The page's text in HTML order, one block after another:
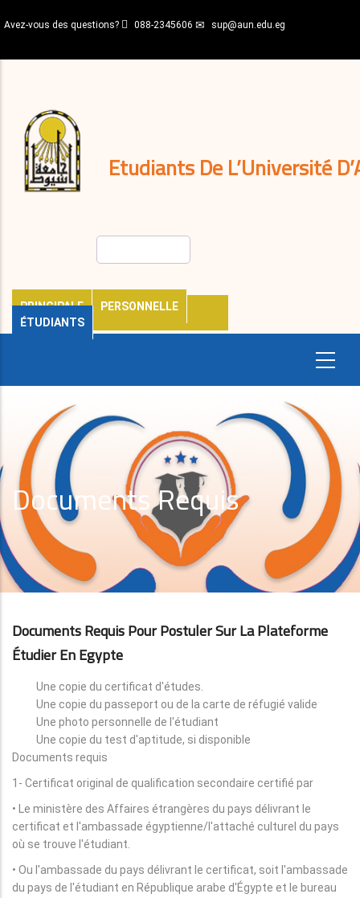
au
principal
Avez-vous des questions? 088-2345606 sup@aun.edu.eg
Etudiants De L’Université
PRINCIPALE
PERSONNELLE
ÉTUDIANTS
décisions
Expatriés
Journal
Documents Requis
Documents Requis Pour Postuler Sur La Plateforme
Étudier En Egypte
Une copie du certificat d'études.
Une copie du passeport ou de la carte de réfugié valide
Une photo personnelle de l'étudiant
Une copie du test d'aptitude, si disponible
Documents requis
1- Certificat original de qualification secondaire certifié par
• Le ministère des Affaires étrangères du pays délivrant le
certificat et l'ambassade égyptienne/l'attaché culturel du pays
où se trouve l'étudiant.
• Ou l'ambassade du pays délivrant le certificat, soit l'ambassade
du pays de l'étudiant en République arabe d'Égypte et le bureau